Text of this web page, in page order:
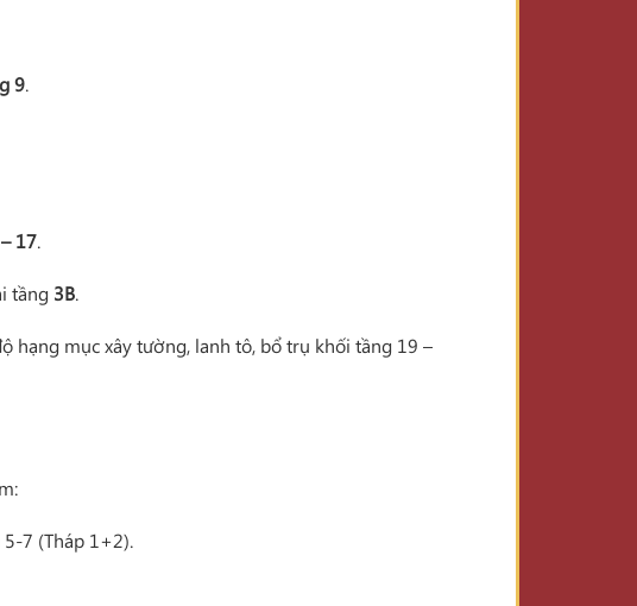
9.
17.
tầng 3B.
hạng mục xây tường, lanh tô, bổ trụ khối tầng 19 –
7 (Tháp 1+2).